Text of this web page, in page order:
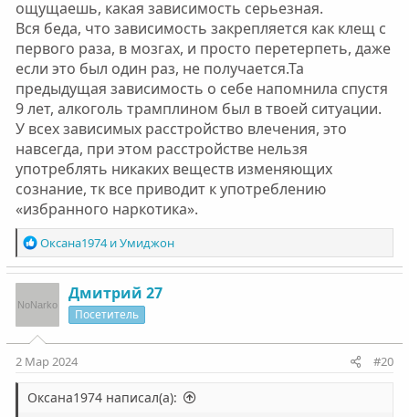
ощущаешь, какая зависимость серьезная.
Вся беда, что зависимость закрепляется как клещ с
первого раза, в мозгах, и просто перетерпеть, даже
если это был один раз, не получается.Та
предыдущая зависимость о себе напомнила спустя
9 лет, алкоголь трамплином был в твоей ситуации.
У всех зависимых расстройство влечения, это
навсегда, при этом расстройстве нельзя
употреблять никаких веществ изменяющих
сознание, тк все приводит к употреблению
«избранного наркотика».
Р
е
а
ц
и
и
:
Оксана1974иУмиджон
Дмитрий 27
Посетитель
2 Мар 2024 #20
Оксана1974 написал(а):